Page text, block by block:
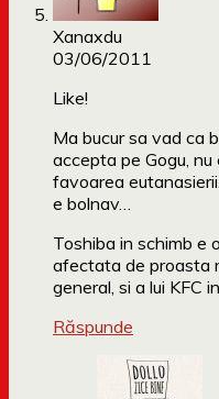
Xanaxdu
03/06/2011
Like!
Ma bucur sa vad ca
accepta pe Gogu,
favoarea
e bolnav…
Toshiba in schimb e
afectata de proasta
general, si a lui KFC
Răspunde